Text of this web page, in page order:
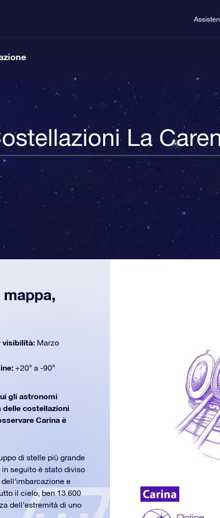
La
visibilità: Marzo
+20° a -90°
gli astronomi
delle costellazioni
Carina è
di stelle più grande
seguito è stato diviso
e
il cielo, ben 13.600
dell’estremità di uno